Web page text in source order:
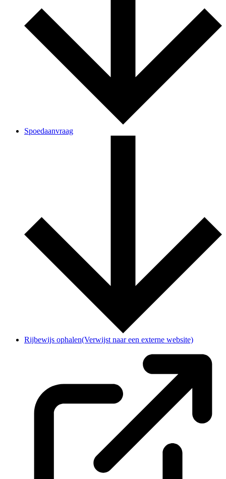
Spoedaanvraag
Rijbewijs ophalen(Verwijst naar een externe website)